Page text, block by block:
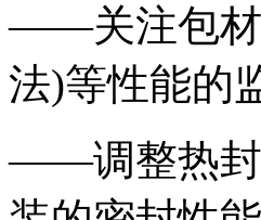
——关注包材
法)等性能的
——调整热封